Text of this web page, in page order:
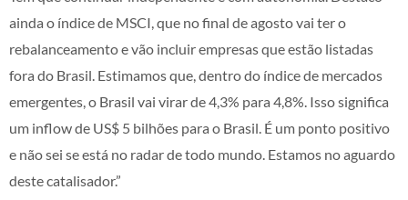
ainda o índice de MSCI, que no final de agosto vai ter o
rebalanceamento e vão incluir empresas que estão listadas
fora do Brasil. Estimamos que, dentro do índice de mercados
emergentes, o Brasil vai virar de 4,3% para 4,8%. Isso significa
um inflow de US$ 5 bilhões para o Brasil. É um ponto positivo
e não sei se está no radar de todo mundo. Estamos no aguardo
deste catalisador.”